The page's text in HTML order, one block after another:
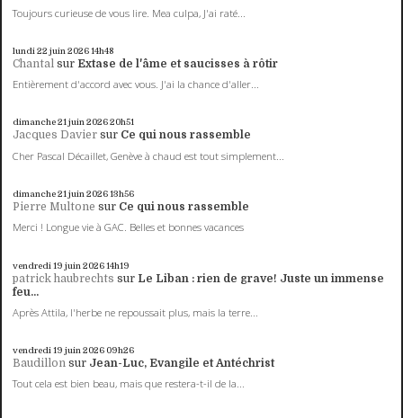
Toujours curieuse de vous lire. Mea culpa, J'ai raté...
lundi 22 juin 202614h48
Chantal sur Extase de l'âme et saucisses à rôtir
Entièrement d'accord avec vous. J'ai la chance d'aller...
dimanche 21juin 202620h51
Jacques Davier sur Ce qui nous rassemble
Cher Pascal Décaillet, Genève à chaud est tout simplement...
dimanche 21 juin 202613h56
Pierre Multone sur Ce qui nous rassemble
Merci ! Longue vie à GAC. Belles et bonnes vacances
vendredi 19 juin 202614h19
patrick haubrechts sur Le Liban : rien de grave! Juste un immense
feu...
Après Attila, l'herbe ne repoussait plus, mais la terre...
vendredi 19 juin 2026 09h26
Baudillon sur Jean-Luc, Evangile et Antéchrist
Tout cela est bien beau, mais que restera-t-il de la...